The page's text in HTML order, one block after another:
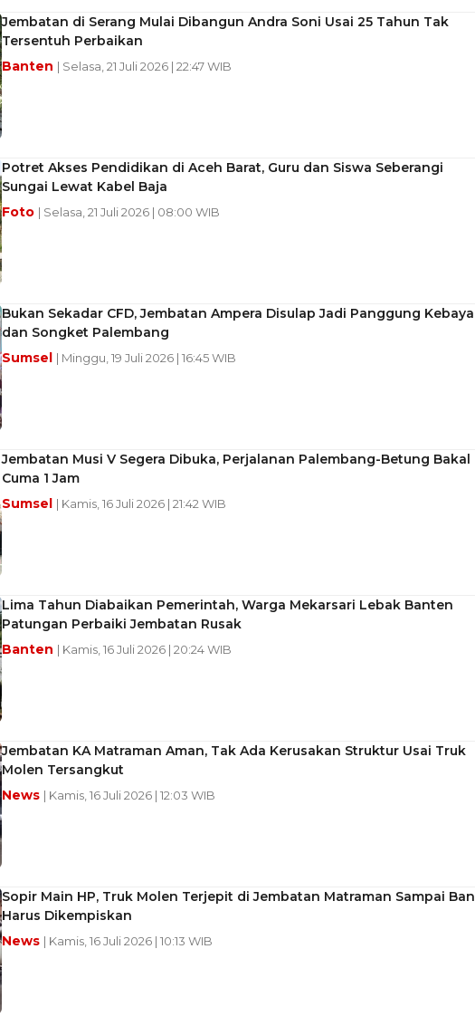
Jembatan di Serang Mulai Dibangun Andra Soni Usai 25 Tahun Tak
Tersentuh Perbaikan
Banten | Selasa, 21 Juli 2026 | 22:47 WIB
Potret Akses Pendidikan di Aceh Barat, Guru dan Siswa Seberangi
Sungai Lewat Kabel Baja
Foto | Selasa, 21 Juli 2026 | 08:00 WIB
Bukan Sekadar CFD, Jembatan Ampera Disulap Jadi Panggung Kebaya
dan Songket Palembang
Sumsel | Minggu, 19 Juli 2026 | 16:45 WIB
Jembatan Musi V Segera Dibuka, Perjalanan Palembang-Betung Bakal
Cuma 1 Jam
Sumsel | Kamis, 16 Juli 2026 | 21:42 WIB
Lima Tahun Diabaikan Pemerintah, Warga Mekarsari Lebak Banten
Patungan Perbaiki Jembatan Rusak
Banten | Kamis, 16 Juli 2026 | 20:24 WIB
Jembatan KA Matraman Aman, Tak Ada Kerusakan Struktur Usai Truk
Molen Tersangkut
News | Kamis, 16 Juli 2026 | 12:03 WIB
Sopir Main HP, Truk Molen Terjepit di Jembatan Matraman Sampai Ban
Harus Dikempiskan
News | Kamis, 16 Juli 2026 | 10:13 WIB